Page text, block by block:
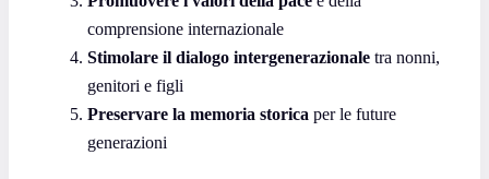
comprensione internazionale
Stimolare il dialogo intergenerazionale tra nonni,
genitori e figli
Preservare la memoria storica per le future
generazioni